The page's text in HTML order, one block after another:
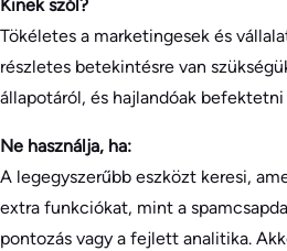
Kinek szól?
Tökéletes a marketingesek és
részletes betekintésre van
állapotáról, és hajlandóak befektetni
Ne használja, ha:
A legegyszerűbb eszközt keresi,
extra funkciókat, mint a
pontozás vagy a fejlett analitika.